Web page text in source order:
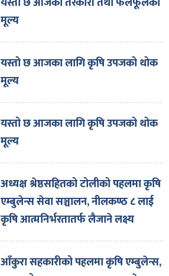
मूल्य
यस्तो छ आजका लागि कृषि उपजको थोक
मूल्य
यस्तो छ आजका लागि कृषि उपजको थोक
मूल्य
अध्यक्ष श्रेष्ठसहितको टोलीको पहलमा कृषि
एम्बुलेन्स सेवा सञ्चालन, नीलकण्ठ ८ लाई
कृषि आत्मनिर्भरतातर्फ लैजाने लक्ष्य
आँकुरा सहकारीको पहलमा कृषि एम्बुलेन्स,